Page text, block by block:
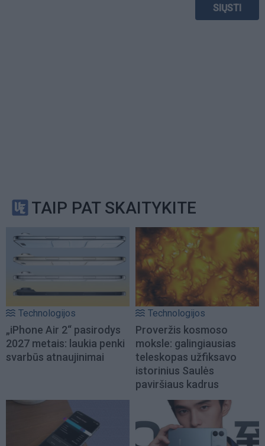
TAIP PAT SKAITYKITE
Technologijos
„iPhone Air 2“ pasirodys
2027 metais: laukia penki
svarbūs atnaujinimai
Technologijos
Proveržis kosmoso
moksle: galingiausias
teleskopas užfiksavo
istorinius Saulės
paviršiaus kadrus